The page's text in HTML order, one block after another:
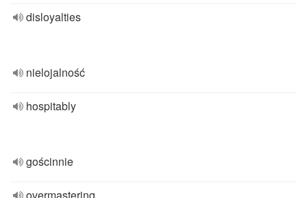
disloyalties
nielojalność
hospitably
gościnnie